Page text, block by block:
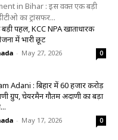
in Bihar : इस वक्त एक बड़ी
का ट्रांसफर...
बड़ी पहल, KCC NPA खाताधारक
में भारी छूट
- May 27, 2026 0
Adani : बिहार में 60 हजार करोड़
ग्रुप, चेयरमैन गौतम अदाणी का बड़ा
- May 17, 2026 0